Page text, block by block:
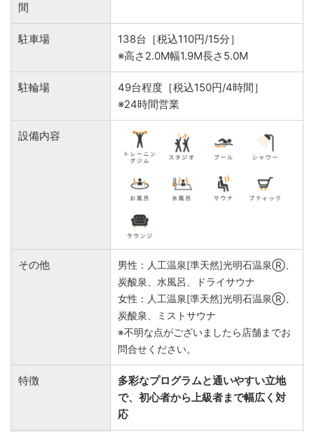
間
駐車場
138台［税込110円/15分］
※高さ2.0M幅1.9M長さ5.0M
駐輪場
49台程度［税込150円/4時間］
※24時間営業
設備内容
その他
男性：人工温泉[準天然]光明石温泉Ⓡ、
炭酸泉、水風呂、ドライサウナ
女性：人工温泉[準天然]光明石温泉Ⓡ、
炭酸泉、ミストサウナ
※不明な点がございましたら店舗までお
問合せください。
特徴
多彩なプログラムと通いやすい立地
で、初心者から上級者まで幅広く対
応